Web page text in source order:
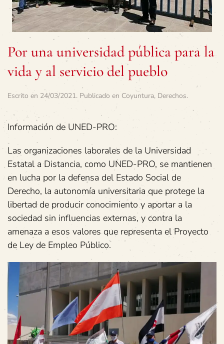
Por una universidad pública para la
vida y al servicio del pueblo
Escrito en 24/03/2021. Publicado en Coyuntura, Derechos.
Información de UNED-PRO:
Las organizaciones laborales de la Universidad
Estatal a Distancia, como UNED-PRO, se mantienen
en lucha por la defensa del Estado Social de
Derecho, la autonomía universitaria que protege la
libertad de producir conocimiento y aportar a la
sociedad sin influencias externas, y contra la
amenaza a esos valores que representa el Proyecto
de Ley de Empleo Público.